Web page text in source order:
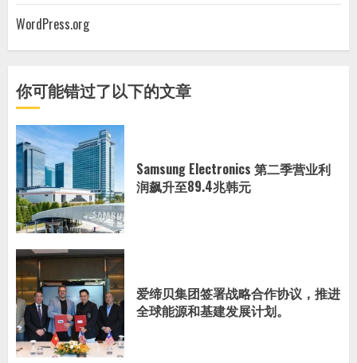
WordPress.org
你可能错过了以下的文章
Samsung Electronics 第二季营业利
润飙升至89.4兆韩元
爱缔贝集团签署战略合作协议，推进
全球能源和基建发展计划。